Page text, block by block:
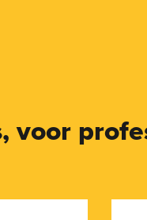
voor